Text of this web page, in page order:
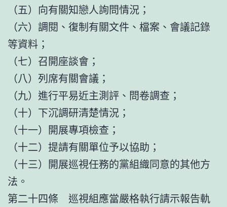
（五）向有關知戀人詢問情況；
（六）調閱、復制有關文件、檔案、會議記錄
等資料；
（七）召開座談會；
（八）列席有關會議；
（九）進行平易近主測評、問卷調查；
（十）下沉調研清楚情況；
（十一）開展專項檢查；
（十二）提請有關單位予以協助；
（十三）開展巡視任務的黨組織同意的其他方
法。
第二十四條 巡視組應當嚴格執行請示報告軌